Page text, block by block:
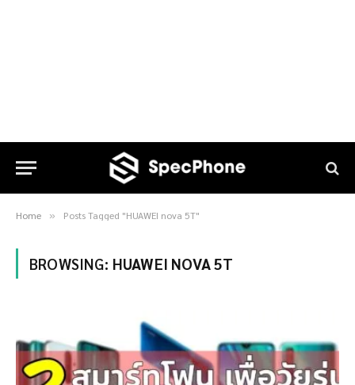
Home » Posts Tagged "HUAWEI nova 5T"
BROWSING: HUAWEI NOVA 5T